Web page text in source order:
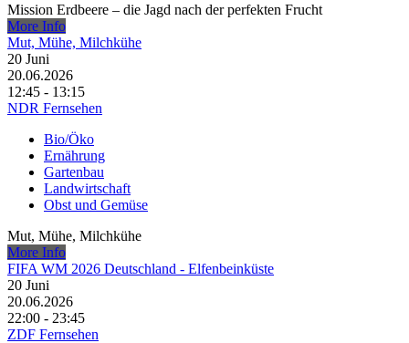
Mission Erdbeere – die Jagd nach der perfekten Frucht
More Info
Mut, Mühe, Milchkühe
20 Juni
20.06.2026
12:45 - 13:15
NDR Fernsehen
Bio/Öko
Ernährung
Gartenbau
Landwirtschaft
Obst und Gemüse
Mut, Mühe, Milchkühe
More Info
FIFA WM 2026 Deutschland - Elfenbeinküste
20 Juni
20.06.2026
22:00 - 23:45
ZDF Fernsehen